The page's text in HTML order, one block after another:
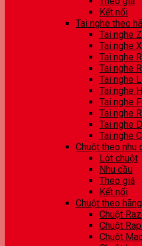
Kết nối
Tai nghe theo
Tai nghe
Tai nghe
Tai nghe
Tai nghe
Tai nghe
Tai nghe
Tai nghe
Tai nghe
Tai nghe
Tai nghe
Chuột theo nhu
Lót chuột
Nhu cầu
Theo giá
Kết nối
Chuột theo hãng
Chuột
Chuột
Chuột